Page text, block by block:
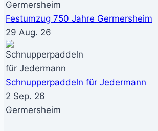
Festumzug 750 Jahre Germersheim
29 Aug. 26
Schnupperpaddeln für Jedermann
2 Sep. 26
Germersheim